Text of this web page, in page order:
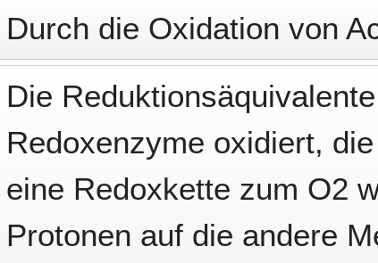
Durch die Oxidation von
Die
Redoxenzyme oxidiert,
eine Redoxkette zum O2
Protonen auf die andere